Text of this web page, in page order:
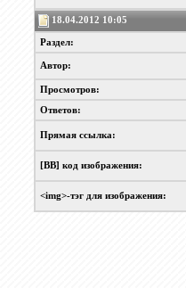
18.04.2012 10:05
Раздел:
Автор:
Просмотров:
Ответов:
Прямая ссылка:
[BB] код изображения:
<img>-тэг для изображения: